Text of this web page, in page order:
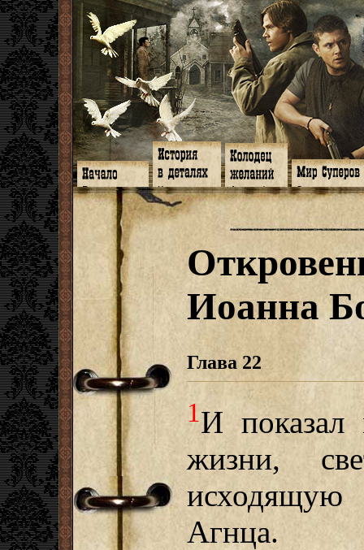
Главная
Программа
Форум
Facebook
Гостевая
Книги
Галереи
Музыка
Видео
Субтитры
Заметки
Мысли
Откровение
Арт-кафе
Игромания
Фанфики
Фанарт
Анекдоты
Передоз
Страшилки
Знакомство
Обитатели
Семейное
Дневник
СИЗО
Суперы от и
Иоанна
Глава 22
1И показал
жизни,
Агнца.